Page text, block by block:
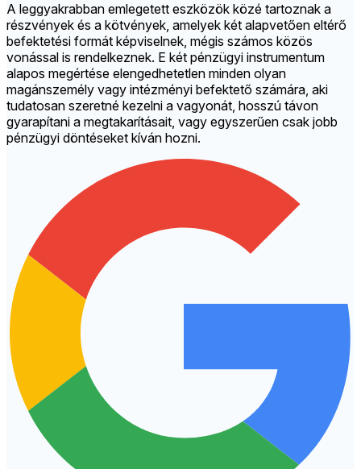
A leggyakrabban emlegetett eszközök közé tartoznak a
részvények és a kötvények, amelyek két alapvetően eltérő
befektetési formát képviselnek, mégis számos közös
vonással is rendelkeznek. E két pénzügyi instrumentum
alapos megértése elengedhetetlen minden olyan
magánszemély vagy intézményi befektető számára, aki
tudatosan szeretné kezelni a vagyonát, hosszú távon
gyarapítani a megtakarításait, vagy egyszerűen csak jobb
pénzügyi döntéseket kíván hozni.